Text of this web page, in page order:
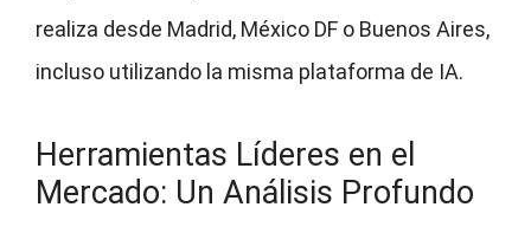
realiza desde Madrid, México DF o Buenos Aires,
incluso utilizando la misma plataforma de IA.
Herramientas Líderes en el
Mercado: Un Análisis Profundo